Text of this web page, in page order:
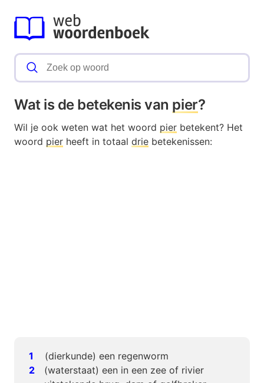
Wat is de betekenis van pier?
Wil je ook weten wat het woord pier betekent? Het
woord pier heeft in totaal drie betekenissen:
(dierkunde) een regenworm
(waterstaat) een in een zee of rivier